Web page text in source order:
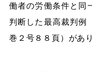
働者の労働条件と同
判断した最高裁判例
巻２号８８頁）があ